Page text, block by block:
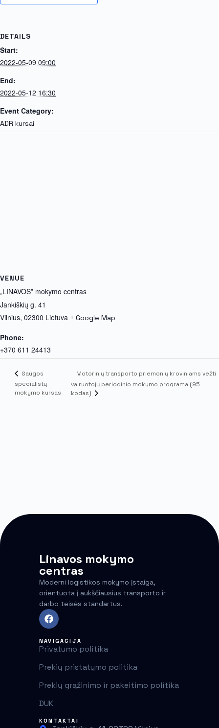
DETAILS
Start:
2022-05-09 09:00
End:
2022-05-12 16:30
Event Category:
ADR kursai
VENUE
„LINAVOS” mokymo centras
Jankiškių g. 41
Vilnius, 02300 Lietuva + Google Map
Phone:
+370 611 24413
Saugos
specialistų
mokymo kursas
Motorinių transporto priemonių kroviniams vežti
vairuotojų periodinio mokymo programa (95
kodas)
Linavos mokymo
centras
Moderni logistikos mokymo įstaiga,
orientuota į aukščiausius transporto ir
darbo teisės standartus.
NAVIGACIJA
Privatumo politika
Prekių pristatymo politika
Prekių grąžinimo ir pakeitimo politika
DUK
KONTAKTAI